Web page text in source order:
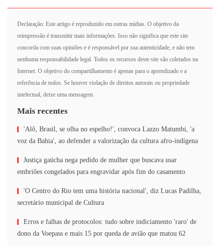
Declaração: Este artigo é reproduzido em outras mídias. O objetivo da
reimpressão é transmitir mais informações. Isso não significa que este site
concorda com suas opiniões e é responsável por sua autenticidade, e não tem
nenhuma responsabilidade legal. Todos os recursos deste site são coletados na
Internet. O objetivo do compartilhamento é apenas para o aprendizado e a
referência de todos. Se houver violação de direitos autorais ou propriedade
intelectual, deixe uma mensagem.
Mais recentes
'Alô, Brasil, se olha no espelho!', convoca Lazzo Matumbi, 'a
voz da Bahia', ao defender a valorização da cultura afro-indígena
Justiça gaúcha nega pedido de mulher que buscava usar
embriões congelados para engravidar após fim do casamento
'O Centro do Rio tem uma história nacional', diz Lucas Padilha,
secretário municipal de Cultura
Erros e falhas de protocolos: tudo sobre indiciamento 'raro' de
dono da Voepass e mais 15 por queda de avião que matou 62